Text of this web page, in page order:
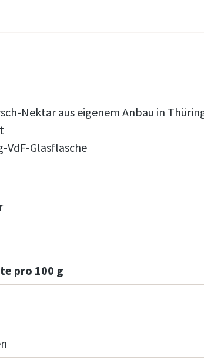
Nektar aus eigenem Anbau in
VdF-Glasflasche
pro 100 g